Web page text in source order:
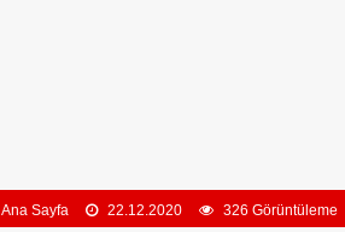
Ana Sayfa 22.12.2020 326 Görüntüleme